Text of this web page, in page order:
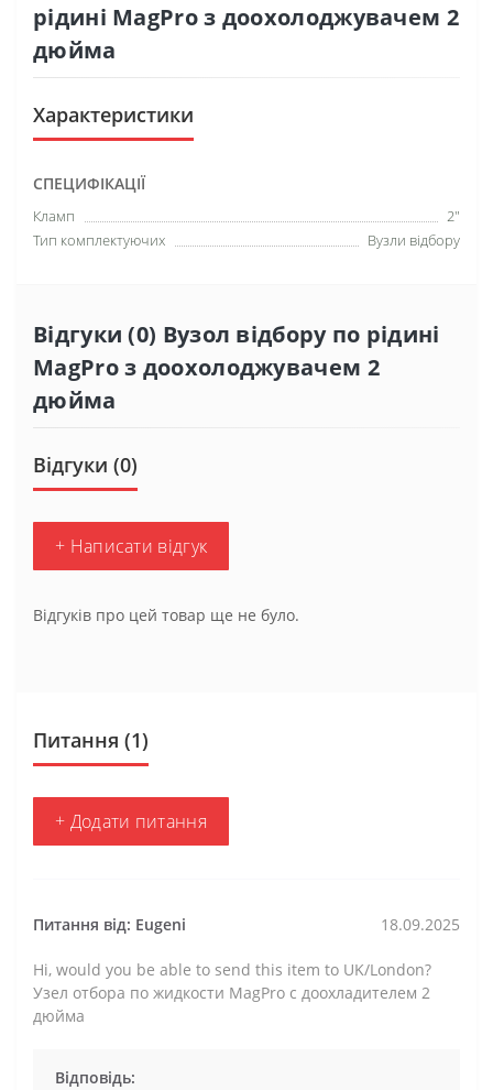
рідині MagPro з доохолоджувачем 2
дюйма
Характеристики
СПЕЦИФІКАЦІЇ
Кламп
2"
Тип комплектуючих
Вузли відбору
Відгуки (0) Вузол відбору по рідині
MagPro з доохолоджувачем 2
дюйма
Відгуки (0)
+ Написати відгук
Відгуків про цей товар ще не було.
Питання (1)
+ Додати питання
Питання від: Eugeni 18.09.2025
Hi, would you be able to send this item to UK/London?
Узел отбора по жидкости MagPro с доохладителем 2
дюйма
Відповідь: